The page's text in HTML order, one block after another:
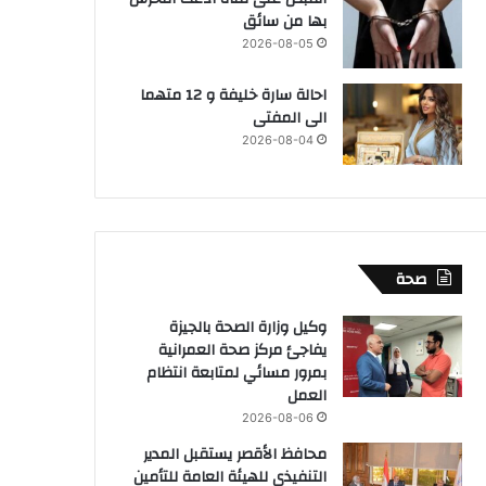
بها من سائق
2026-08-05
احالة سارة خليفة و 12 متهما
الى المفتى
2026-08-04
صحة
وكيل وزارة الصحة بالجيزة
يفاجئ مركز صحة العمرانية
بمرور مسائي لمتابعة انتظام
العمل
2026-08-06
محافظ الأقصر يستقبل المدير
التنفيذي للهيئة العامة للتأمين